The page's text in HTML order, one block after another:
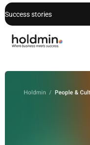
Success stories